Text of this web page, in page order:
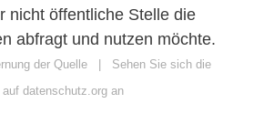
nicht öffentliche Stelle die
abfragt und nutzen möchte.
der Quelle | Sehen Sie sich die
datenschutz.org an